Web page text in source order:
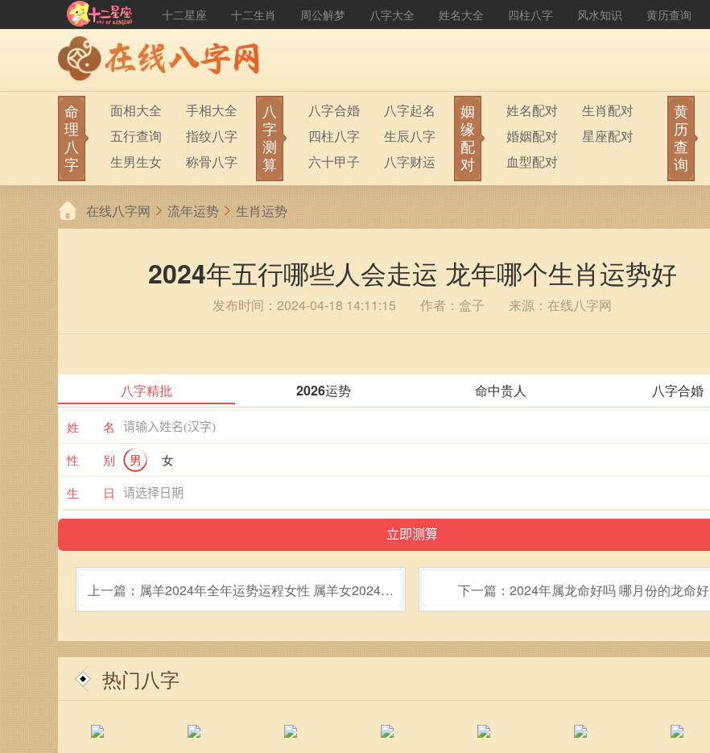
十二星座 十二生肖 周公解梦 八字大全 姓名大全 四柱八字 风水知识 黄历查询
命
理
八
字
面相大全
手相大全
五行查询
指纹八字
生男生女
称骨八字
八
字
测
算
八字合婚
八字起名
四柱八字
生辰八字
六十甲子
八字财运
姻
缘
配
对
姓名配对
生肖配对
婚姻配对
星座配对
血型配对
黄
历
查
询
在线八字网 流年运势 生肖运势
2024年五行哪些人会走运 龙年哪个生肖运势好
发布时间：2024-04-18 14:11:15 作者：盒子 来源：在线八字网
八字精批 2026运势 命中贵人 八字合婚
姓 名
性 别
男
女
生 日
上一篇：属羊2024年全年运势运程女性 属羊女2024年 下一篇：2024年属龙命好吗 哪月份的龙命好
热门八字